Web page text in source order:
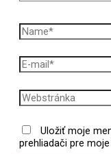
Uložiť moje
prehliadači pre